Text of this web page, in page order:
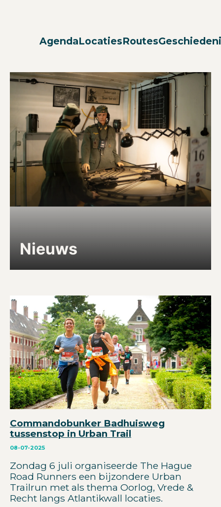
AgendaLocatiesRoutes
Nieuws
Commandobunker Badhuisweg
tussenstop in Urban Trail
08-07-2025
Zondag 6 juli organiseerde The Hague
Road Runners een bijzondere Urban
Trailrun met als thema Oorlog, Vrede &
Recht langs Atlantikwall locaties.